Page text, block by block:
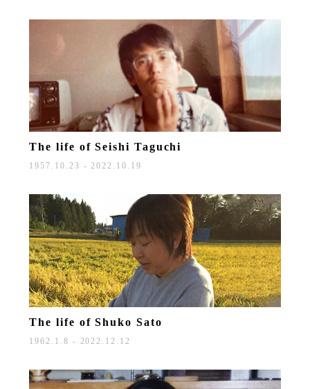
The life ofSeishi Taguchi
1957.10.23 - 2022.10.19
The life ofShuko Sato
1962.1.8 - 2022.12.12